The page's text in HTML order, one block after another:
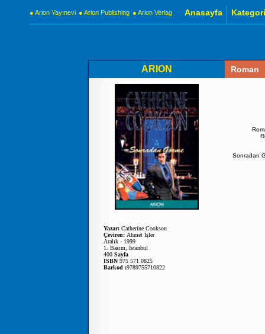
● Arion Yayınevi ● Arion Publishing ● Arion Verlag Anasayfa
ARION Roman
Yazar: Catherine Cookson
Çeviren: Ahmet İşler
Aralık - 1999
1. Basım, İstanbul
400 Sayfa
ISBN 975 571 0825
Barkod :9789755710822
Sonradan